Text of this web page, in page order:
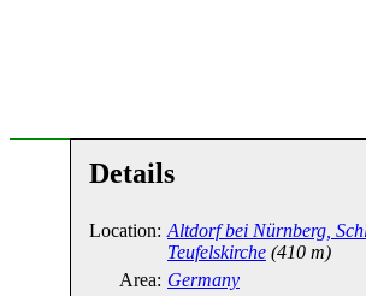
Details
Location: Altdorf bei Nürnberg,
Teufelskirche (410 m)
Area: Germany